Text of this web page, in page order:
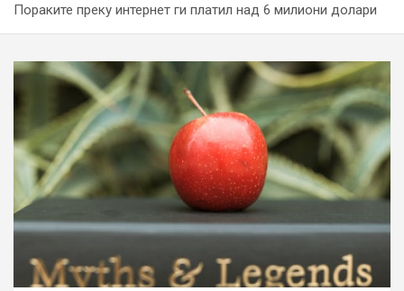
Пораките преку интернет ги платил над 6 милиони долари